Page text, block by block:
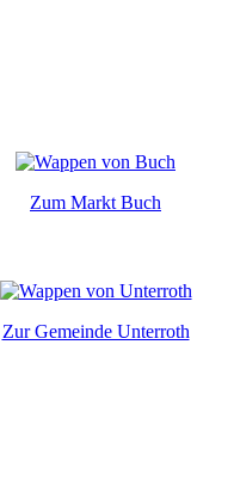
Zum Markt Buch
Zur Gemeinde Unterroth